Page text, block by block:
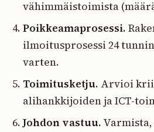
vähimmäistoimista
Poikkeamaprosessi.
ilmoitusprosessi 24
varten.
Toimitusketju. Arvioi
alihankkijoiden ja ICT-
Johdon vastuu.